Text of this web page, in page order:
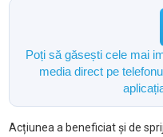
Poți să găsești cele mai
media direct pe
Acțiunea a beneficiat și de